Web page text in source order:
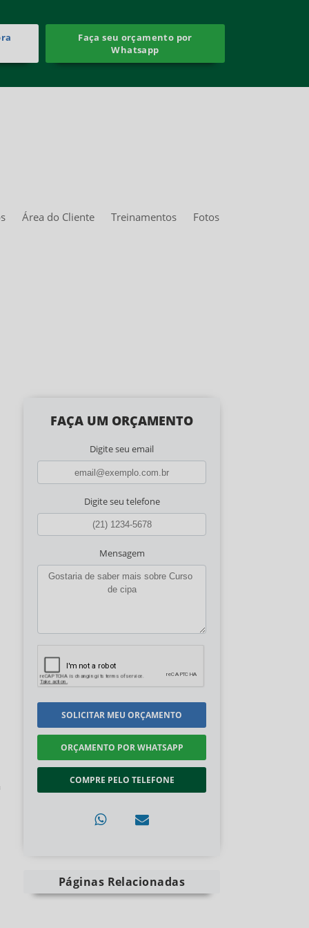
Faça seu orçamento por
Whatsapp
Área do Cliente Treinamentos
Fotos
FAÇA UM ORÇAMENTO
Digite seu email
Digite seu telefone
Mensagem
SOLICITAR MEU ORÇAMENTO
ORÇAMENTO POR WHATSAPP
COMPRE PELO TELEFONE
Páginas Relacionadas